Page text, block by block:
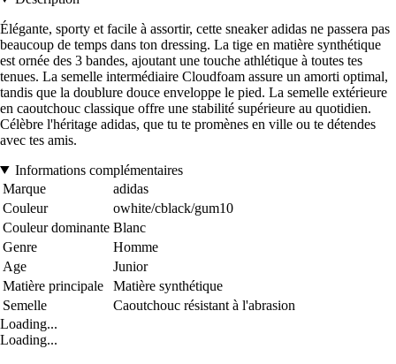
Élégante, sporty et facile à assortir, cette sneaker adidas ne passera pas
beaucoup de temps dans ton dressing. La tige en matière synthétique
est ornée des 3 bandes, ajoutant une touche athlétique à toutes tes
tenues. La semelle intermédiaire Cloudfoam assure un amorti optimal,
tandis que la doublure douce enveloppe le pied. La semelle extérieure
en caoutchouc classique offre une stabilité supérieure au quotidien.
Célèbre l'héritage adidas, que tu te promènes en ville ou te détendes
avec tes amis.
Informations complémentaires
Marque
adidas
Couleur
owhite/cblack/gum10
Couleur dominante Blanc
Genre
Homme
Age
Junior
Matière principale
Matière synthétique
Semelle
Caoutchouc résistant à l'abrasion
Loading...
Loading...